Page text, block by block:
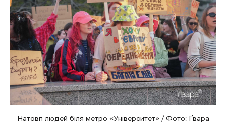
Натовп людей біля метро «Університет» / Фото: Ґвара